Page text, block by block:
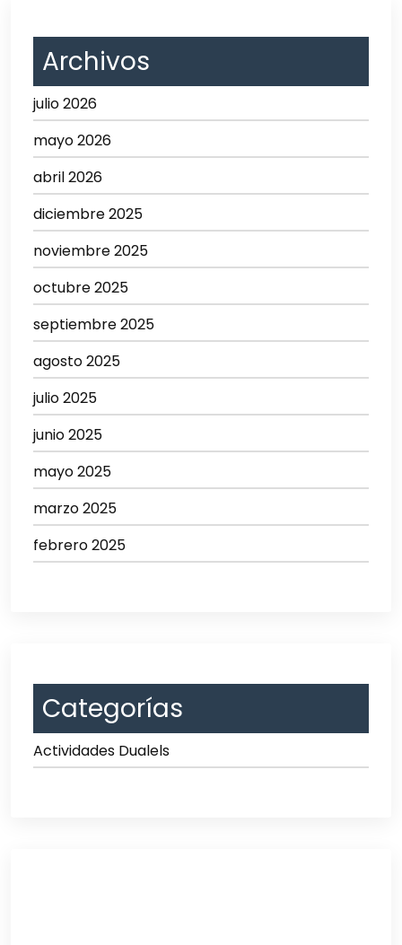
Archivos
julio 2026
mayo 2026
abril 2026
diciembre 2025
noviembre 2025
octubre 2025
septiembre 2025
agosto 2025
julio 2025
junio 2025
mayo 2025
marzo 2025
febrero 2025
Categorías
Actividades Dualels